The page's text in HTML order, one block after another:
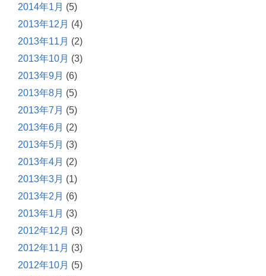
2014年1月 (5)
2013年12月 (4)
2013年11月 (2)
2013年10月 (3)
2013年9月 (6)
2013年8月 (5)
2013年7月 (5)
2013年6月 (2)
2013年5月 (3)
2013年4月 (2)
2013年3月 (1)
2013年2月 (6)
2013年1月 (3)
2012年12月 (3)
2012年11月 (3)
2012年10月 (5)